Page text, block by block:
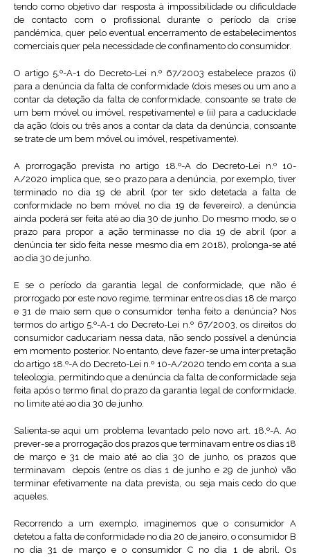
tendo como objetivo dar resposta à impossibilidade ou dificuldade
de contacto com o profissional durante o período da crise
pandémica, quer pelo eventual encerramento de estabelecimentos
comerciais quer pela necessidade de confinamento do consumidor.
O artigo 5.º-A-1 do Decreto-Lei n.º 67/2003 estabelece prazos (i)
para a denúncia da falta de conformidade (dois meses ou um ano a
contar da deteção da falta de conformidade, consoante se trate de
um bem móvel ou imóvel, respetivamente) e (ii) para a caducidade
da ação (dois ou três anos a contar da data da denúncia, consoante
se trate de um bem móvel ou imóvel, respetivamente).
A prorrogação prevista no artigo 18.º-A do Decreto-Lei n.º 10-
A/2020 implica que, se o prazo para a denúncia, por exemplo, tiver
terminado no dia 19 de abril (por ter sido detetada a falta de
conformidade no bem móvel no dia 19 de fevereiro), a denúncia
ainda poderá ser feita até ao dia 30 de junho. Do mesmo modo, se o
prazo para propor a ação terminasse no dia 19 de abril (por a
denúncia ter sido feita nesse mesmo dia em 2018), prolonga-se até
ao dia 30 de junho.
E se o período da garantia legal de conformidade, que não é
prorrogado por este novo regime, terminar entre os dias 18 de março
e 31 de maio sem que o consumidor tenha feito a denúncia? Nos
termos do artigo 5.º-A-1 do Decreto-Lei n.º 67/2003, os direitos do
consumidor caducariam nessa data, não sendo possível a denúncia
em momento posterior. No entanto, deve fazer-se uma interpretação
do artigo 18.º-A do Decreto-Lei n.º 10-A/2020 tendo em conta a sua
teleologia, permitindo que a denúncia da falta de conformidade seja
feita após o termo final do prazo da garantia legal de conformidade,
no limite até ao dia 30 de junho.
Salienta-se aqui um problema levantado pelo novo art. 18.º-A. Ao
prever-se a prorrogação dos prazos que terminavam entre os dias 18
de março e 31 de maio até ao dia 30 de junho, os prazos que
terminavam depois (entre os dias 1 de junho e 29 de junho) vão
terminar efetivamente na data prevista, ou seja mais cedo do que
aqueles.
Recorrendo a um exemplo, imaginemos que o consumidor A
detetou a falta de conformidade no dia 20 de janeiro, o consumidor B
no dia 31 de março e o consumidor C no dia 1 de abril. Os